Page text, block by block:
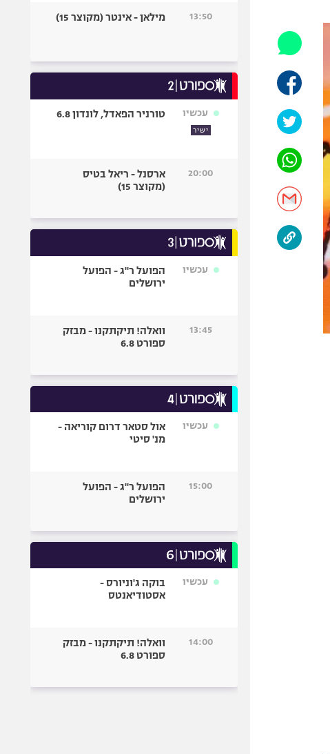
אופניים
כדורמים
פוטבול אמריקאי NFL
גיימינג E-Sports
13:50 מילאן - אינטר (מקוצר 15)
עכשיו
ישיר
טורניר הפאדל, לונדון 6.8
20:00
ארסנל - ריאל בטיס
(מקוצר 15)
עכשיו
הפועל ר"ג - הפועל
ירושלים
13:45
וואלה! תיקתקנו - מבזק
ספורט 6.8
עכשיו
אול סטאר דרום קוריאה -
מנ' סיטי
15:00
הפועל ר"ג - הפועל
ירושלים
עכשיו
בוקה ג'וניורס -
אסטודיאנטס
14:00
וואלה! תיקתקנו - מבזק
ספורט 6.8